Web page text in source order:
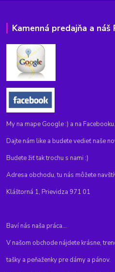
Kamenná predajňa a náš
My na mape Google :) a na Facebooku.
Dajte nám like a budete vedieť naše
Budete žiť tak trochu s nami :)
Adresa obchodu, tu nás môžete
Kláštorná 1, Prievidza 971 01
Baví nás naša práca...
V našom obchode nájdete krásne,
tašky a peňaženky pre dámy a pánov.